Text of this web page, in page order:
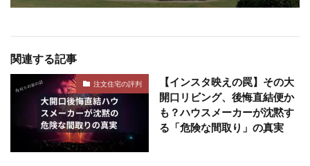
関連する記事
注文住宅の評判
【インスタ映えの罠】その大
開口リビング、後悔直結便か
も？ハウスメーカーが沈黙す
る「危険な間取り」の真実